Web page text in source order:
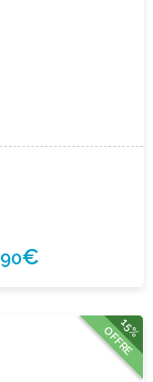
90€
15%
OFFRE